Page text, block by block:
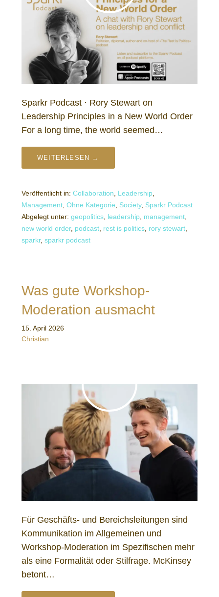
Sparkr Podcast · Rory Stewart on
Leadership Principles in a New World Order
For a long time, the world seemed…
WEITERLESEN →
Veröffentlicht in: Collaboration, Leadership,
Management, Ohne Kategorie, Society, Sparkr Podcast
Abgelegt unter: geopolitics, leadership, management,
new world order, podcast, rest is politics, rory stewart,
sparkr, sparkr podcast
Was gute Workshop-
Moderation ausmacht
15. April 2026
Christian
Für Geschäfts- und Bereichsleitungen sind
Kommunikation im Allgemeinen und
Workshop-Moderation im Spezifischen mehr
als eine Formalität oder Stilfrage. McKinsey
betont…